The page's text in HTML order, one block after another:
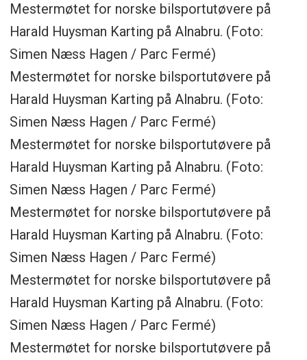
Mestermøtet for norske bilsportutøvere på
Harald Huysman Karting på Alnabru. (Foto:
Simen Næss Hagen / Parc Fermé)
Mestermøtet for norske bilsportutøvere på
Harald Huysman Karting på Alnabru. (Foto:
Simen Næss Hagen / Parc Fermé)
Mestermøtet for norske bilsportutøvere på
Harald Huysman Karting på Alnabru. (Foto:
Simen Næss Hagen / Parc Fermé)
Mestermøtet for norske bilsportutøvere på
Harald Huysman Karting på Alnabru. (Foto:
Simen Næss Hagen / Parc Fermé)
Mestermøtet for norske bilsportutøvere på
Harald Huysman Karting på Alnabru. (Foto:
Simen Næss Hagen / Parc Fermé)
Mestermøtet for norske bilsportutøvere på